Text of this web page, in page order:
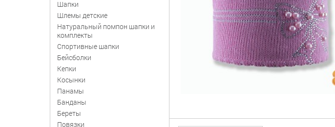
Шапки
Шлемы детские
Натуральный помпон шапки и
комплекты
Спортивные шапки
Бейсболки
Кепки
Косынки
Панамы
Банданы
Береты
Повязки